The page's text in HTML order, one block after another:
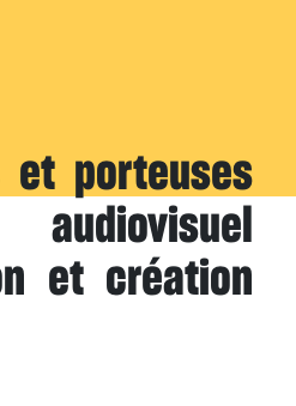
et porteuses
et création